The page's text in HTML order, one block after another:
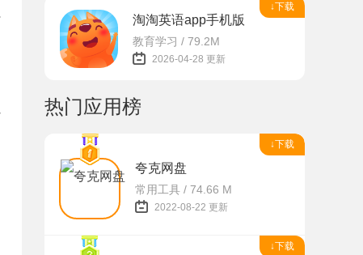
↓下载
淘淘英语app手机版
教育学习 / 79.2M
2026-04-28 更新
热门应用榜
↓下载
夸克网盘
常用工具 / 74.66 M
2022-08-22 更新
↓下载